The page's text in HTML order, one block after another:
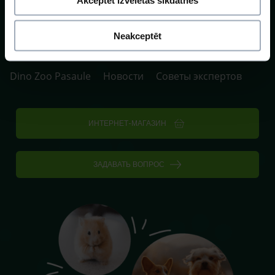
Neakceptēt
P. 10:00-20:00 / S.SV. 10:00-16:00
Клиники и аптеки Груминг
Школа собак
Dino Zoo Pasaule
Новости Советы экспертов
ИНТЕРНЕТ-МАГАЗИН
ЗАДАВАТЬ ВОПРОС